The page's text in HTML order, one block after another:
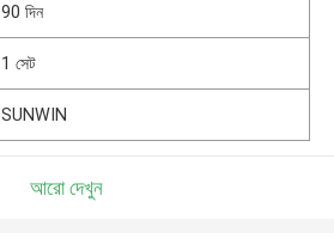
90 দিন
1 সেট
SUNWIN
আরো দেখুন